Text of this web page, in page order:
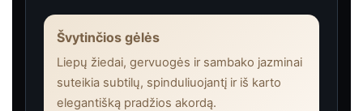
Švytinčios gėlės
Liepų žiedai, gervuogės ir sambako jazminai
suteikia subtilų, spinduliuojantį ir iš karto
elegantišką pradžios akordą.